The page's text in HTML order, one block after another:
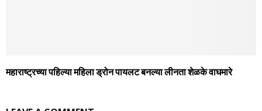
महाराष्ट्रच्या पहिल्या महिला ड्रोन पायलट बनल्या लीनता शेळके वाघमारे